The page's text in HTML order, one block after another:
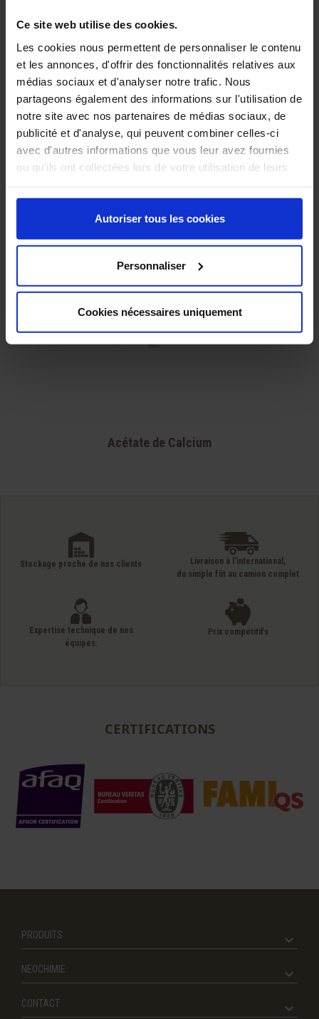
Ce site web utilise des cookies.
Les cookies nous permettent de personnaliser le contenu
et les annonces, d'offrir des fonctionnalités relatives aux
médias sociaux et d'analyser notre trafic. Nous
partageons également des informations sur l'utilisation de
notre site avec nos partenaires de médias sociaux, de
publicité et d'analyse, qui peuvent combiner celles-ci
avec d'autres informations que vous leur avez fournies
ou qu'ils ont collectées lors de votre utilisation de leurs
Autoriser tous les cookies
Personnaliser
Cookies nécessaires uniquement
Partager
DEMANDE D’UNE OFFRE
Produits Associés:
Acétate de Calcium
Stockage proche de nos clients
Livraison à l’international,
du simple fût au camion complet
Expertise technique de nos
équipes.
Prix compétitifs
CERTIFICATIONS
PRODUITS
NEOCHIMIE
CONTACT